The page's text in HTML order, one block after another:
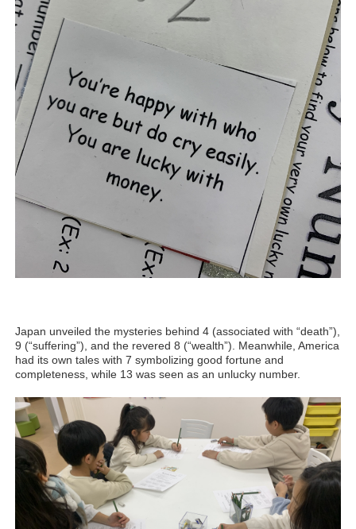
Japan unveiled the mysteries behind 4 (associated with “death”),
9 (“suffering”), and the revered 8 (“wealth”). Meanwhile, America
had its own tales with 7 symbolizing good fortune and
completeness, while 13 was seen as an unlucky number.